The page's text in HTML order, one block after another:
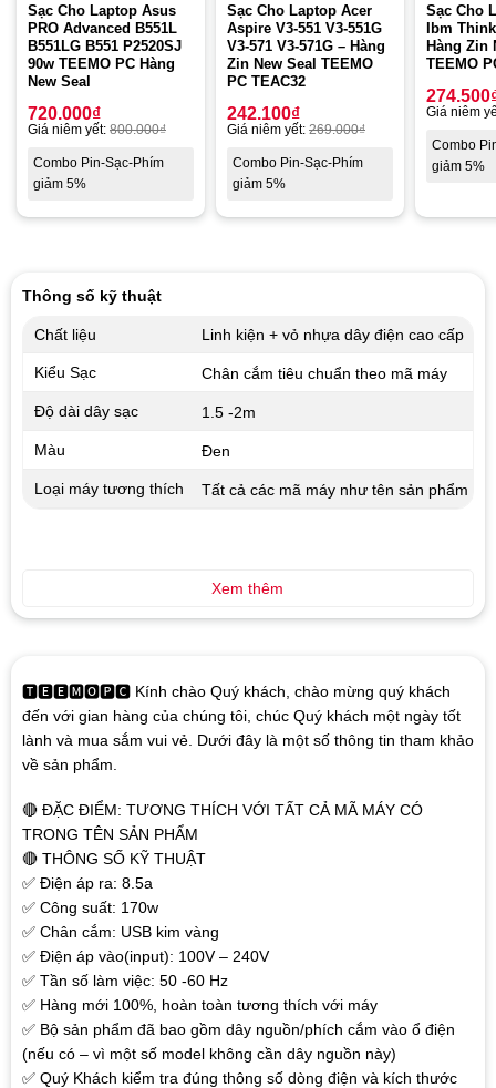
Sạc Cho Laptop Asus
PRO Advanced B551L
B551LG B551 P2520SJ
90w TEEMO PC Hàng
New Seal
720.000₫
Giá niêm yết: 800.000₫
Combo Pin-Sạc-Phím
giảm 5%
Sạc Cho Laptop Acer
Aspire V3-551 V3-551G
V3-571 V3-571G – Hàng
Zin New Seal TEEMO
PC TEAC32
242.100₫
Giá niêm yết: 269.000₫
Combo Pin-Sạc-Phím
giảm 5%
Sạc Cho
Ibm
Hàng Zin
TEEMO
274.500
Giá niêm
Combo
giảm 5%
🆃🅴🅴🅼🅾🅿🅲 Kính chào Quý khách, chào mừng quý khách
đến với gian hàng của chúng tôi, chúc Quý khách một ngày tốt
lành và mua sắm vui vẻ. Dưới đây là một số thông tin tham khảo
về sản phẩm.
🔴 ĐẶC ĐIỂM: TƯƠNG THÍCH VỚI TẤT CẢ MÃ MÁY CÓ
TRONG TÊN SẢN PHẨM
🔴 THÔNG SỐ KỸ THUẬT
✅ Điện áp ra: 8.5a
✅ Công suất: 170w
✅ Chân cắm: USB kim vàng
✅ Điện áp vào(input): 100V – 240V
✅ Tần số làm việc: 50 -60 Hz
✅ Hàng mới 100%, hoàn toàn tương thích với máy
✅ Bộ sản phẩm đã bao gồm dây nguồn/phích cắm vào ổ điện
(nếu có – vì một số model không cần dây nguồn này)
✅ Quý Khách kiểm tra đúng thông số dòng điện và kích thước
Thông số kỹ thuật
Chất liệu Linh kiện + vỏ nhựa dây điện cao cấp
Kiểu Sạc Chân cắm tiêu chuẩn theo mã máy
Độ dài dây sạc 1.5 -2m
Màu Đen
Loại máy tương thích Tất cả các mã máy như tên sản phẩm
Xem thêm